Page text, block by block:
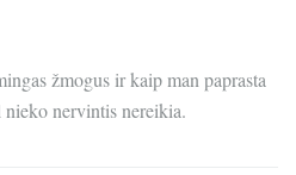
žmogus ir kaip man paprasta
nervintis nereikia.